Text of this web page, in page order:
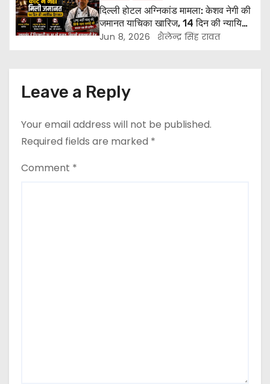
दिल्ली होटल अग्निकांड मामला: केशव नेगी की
जमानत याचिका खारिज, 14 दिन की न्यायिक
हिरासत में भेजा गया
Jun 8, 2026 शैलेन्द्र सिंह रावत
Leave a Reply
Your email address will not be published.
Required fields are marked *
Comment *